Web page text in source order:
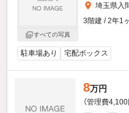
すべての写真
埼玉県入
3階建 / 2年1
駐車場あり 宅配ボックス
8万円
（管理費4,100